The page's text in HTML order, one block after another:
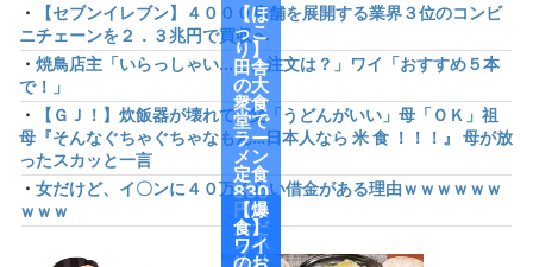
・
【セブンイレブン】４０００店舗を展開する業界３位のコンビ
ニチェーンを２．３兆円で買収へ
・ 焼鳥店主「いらっしゃい...で、注文は？」ワイ「おすすめ５本
で！」
・
【ＧＪ！】炊飯器が壊れて…父「うどんがいい」母「ＯＫ」祖
母『そんなぐちゃぐちゃなもん…日本人なら 米 食 ！！！』 母が放
ったスカッと一言
・ 女だけど、イ〇ンに４０万くらい借金がある理由ｗｗｗｗｗｗ
ｗｗｗ
【ほ
っこ
り】
田舎
の大
衆食
堂で
ラー
メン
定食
830
円頼
んだ
ら小
鉢付
【爆
食】
ワイ
のお